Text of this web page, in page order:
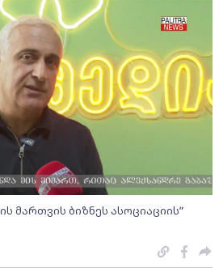
მართვის ბიზნეს ასოციაციის”